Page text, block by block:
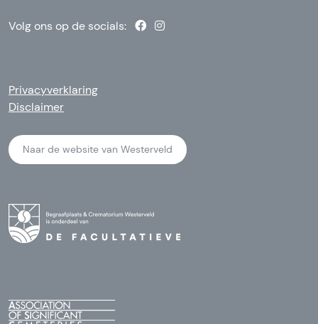
Volg ons op de socials:
Privacyverklaring
Disclaimer
Naar de website van Westerveld